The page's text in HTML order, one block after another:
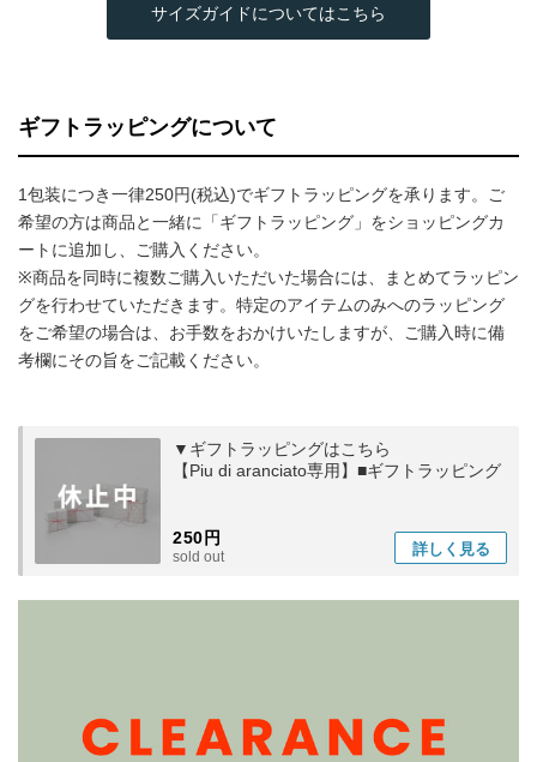
サイズガイドについてはこちら
ギフトラッピングについて
1包装につき一律250円(税込)でギフトラッピングを承ります。ご
希望の方は商品と一緒に「ギフトラッピング」をショッピングカ
ートに追加し、ご購入ください。
※商品を同時に複数ご購入いただいた場合には、まとめてラッピン
グを行わせていただきます。特定のアイテムのみへのラッピング
をご希望の場合は、お手数をおかけいたしますが、ご購入時に備
考欄にその旨をご記載ください。
▼ギフトラッピングはこちら
【Piu di aranciato専用】■ギフトラッピング
250円
sold out 詳しく 見る